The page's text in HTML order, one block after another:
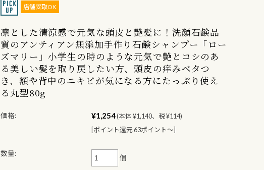
店舗受取OK
凛とした清涼感で元気な頭皮と艶髪に！洗顔石鹸品
質のアンティアン無添加手作り石鹸シャンプー「ロー
ズマリー」小学生の時のような元気で艶とコシのあ
る美しい髪を取り戻したい方、頭皮の痒みベタつ
き、額や背中のニキビが気になる方にたっぷり使え
る丸型80g
価格: ¥1,254(本体 ¥1,140、税 ¥114)
[ポイント還元 63ポイント〜]
数量:
個